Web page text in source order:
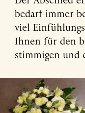
bedarf immer
viel
Ihnen für den
stimmigen und